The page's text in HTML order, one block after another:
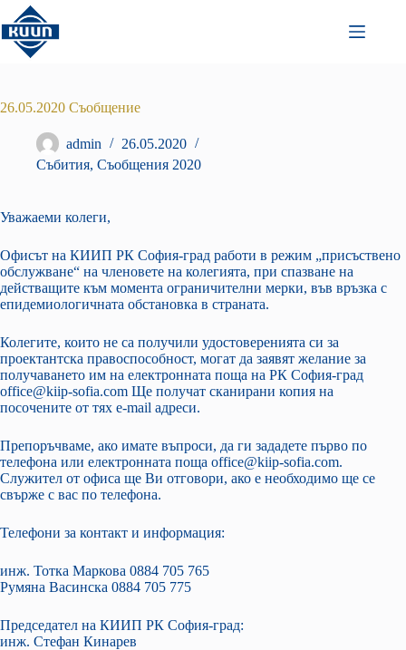
Преминаване
към
съдържанието
26.05.2020 Съобщение
admin
26.05.2020
Събития, Съобщения 2020
Уважаеми колеги,
Офисът на КИИП РК София-град работи в режим „присъствено
обслужване“ на членовете на колегията, при спазване на
действащите към момента ограничителни мерки, във връзка с
епидемиологичната обстановка в страната.
Колегите, които не са получили удостоверенията си за
проектантска правоспособност, могат да заявят желание за
получаването им на електронната поща на РК София-град
office@kiip-sofia.com Ще получат сканирани копия на
посочените от тях e-mail адреси.
Препоръчваме, ако имате въпроси, да ги зададете първо по
телефона или електронната поща office@kiip-sofia.com.
Служител от офиса ще Ви отговори, ако е необходимо ще се
свърже с вас по телефона.
Телефони за контакт и информация:
инж. Тотка Маркова 0884 705 765
Румяна Васинска 0884 705 775
Председател на КИИП РК София-град:
инж. Стефан Кинарев